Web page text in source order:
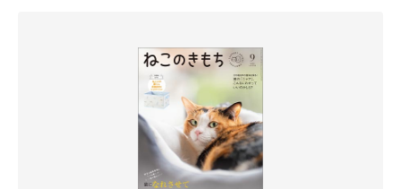
ことに慣れさせましょう。
猫は時に飼い主さんにもわからない不思議な行動をとったりしま
す。特に複数飼いの場合は、気付かないうちにストレスを与えて
しまっていることもあるため、猫たちの行動をよく観察しましょ